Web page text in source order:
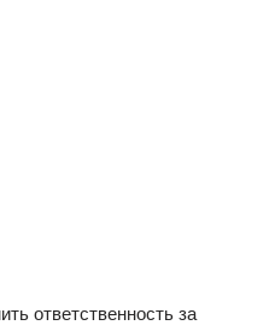
ответственность за